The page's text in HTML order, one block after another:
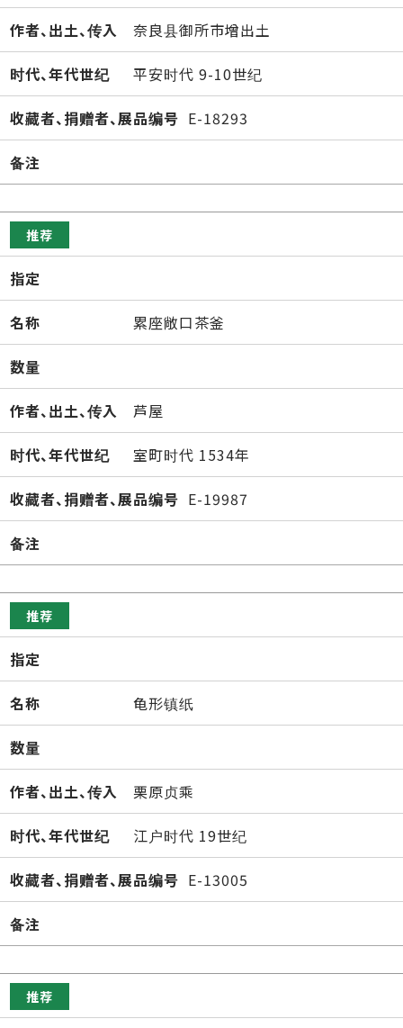
作者、出土、传入 奈良县御所市增出土
时代、年代世纪 平安时代 9-10世纪
收藏者、捐赠者、展品编号 E-18293
备注
推荐
指定
名称 累座敞口茶釜
数量
作者、出土、传入 芦屋
时代、年代世纪 室町时代 1534年
收藏者、捐赠者、展品编号 E-19987
备注
推荐
指定
名称 龟形镇纸
数量
作者、出土、传入 栗原贞乘
时代、年代世纪 江户时代 19世纪
收藏者、捐赠者、展品编号 E-13005
备注
推荐